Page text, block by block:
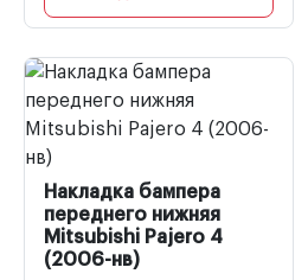
Накладка бампера
переднего нижняя
Mitsubishi Pajero 4
(2006-нв)